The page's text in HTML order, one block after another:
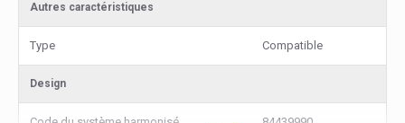
Autres caractéristiques
Type Compatible
Design